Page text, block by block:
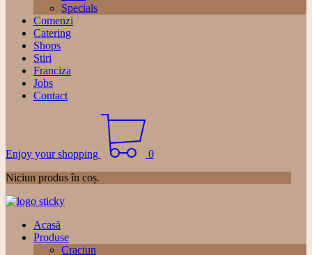
Specials
Comenzi
Catering
Shops
Stiri
Franciza
Jobs
Contact
Enjoy your shopping
0
Niciun produs în coș.
Acasă
Produse
Craciun